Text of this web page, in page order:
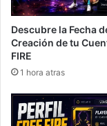
Descubre la Fecha
Creación de tu
FIRE
1 hora atras